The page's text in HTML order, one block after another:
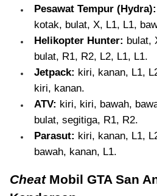
Pesawat Tempur (Hydra):
kotak, bulat, X, L1, L1,
Helikopter Hunter: bulat,
bulat, R1, R2, L2, L1, L1.
Jetpack: kiri, kanan, L1,
kiri, kanan.
ATV: kiri, kiri, bawah,
bulat, segitiga, R1, R2.
Parasut: kiri, kanan, L1,
bawah, kanan, L1.
CheatMobil GTA San